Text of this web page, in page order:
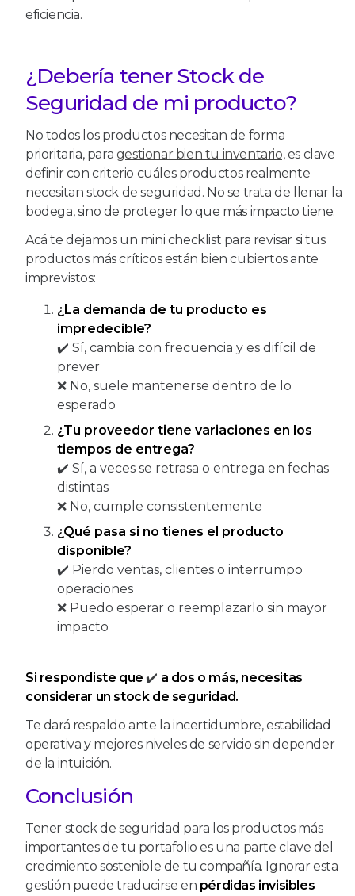
eficiencia.
¿Debería tener Stock de
Seguridad de mi producto?
No todos los productos necesitan de forma
prioritaria, para gestionar bien tu inventario,es clave
definir con criterio cuáles productos realmente
necesitan stock de seguridad. No se trata de llenar la
bodega, sino de proteger lo que más impacto tiene.
Acá te dejamos un mini checklist para revisar si tus
productos más críticos están bien cubiertos ante
imprevistos:
¿La demanda de tu producto es
impredecible?
✔️ Sí, cambia con frecuencia y es difícil de
prever
❌ No, suele mantenerse dentro de lo
esperado
¿Tu proveedor tiene variaciones en los
tiempos de entrega?
✔️ Sí, a veces se retrasa o entrega en fechas
distintas
❌ No, cumple consistentemente
¿Qué pasa si no tienes el producto
disponible?
✔️ Pierdo ventas, clientes o interrumpo
operaciones
❌ Puedo esperar o reemplazarlo sin mayor
impacto
Si respondiste que✔️ a dos o más, necesitas
considerar un stock de seguridad.
Te dará respaldo ante la incertidumbre, estabilidad
operativa y mejores niveles de servicio sin depender
de la intuición.
Conclusión
Tener stock de seguridad para los productos más
importantes de tu portafolio es una parte clave del
crecimiento sostenible de tu compañía. Ignorar esta
gestión puede traducirse en pérdidas invisibles